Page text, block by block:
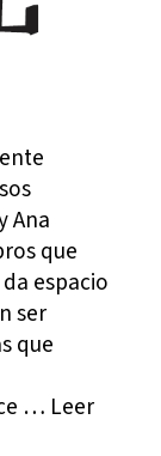
Ana
que
espacio
ser
que
… Leer